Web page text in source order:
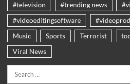
#television
#trending news
#videoeditingsoftware
Music
Sports Terrorist
Viral News